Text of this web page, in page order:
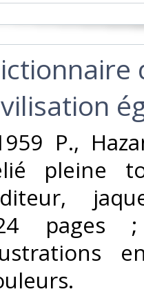
P.,
pleine
pages ;